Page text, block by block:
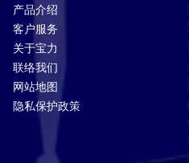
产品介绍
客户服务
关于宝力
联络我们
网站地图
隐私保护政策